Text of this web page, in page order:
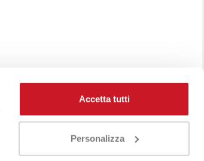
Accetta tutti
Personalizza